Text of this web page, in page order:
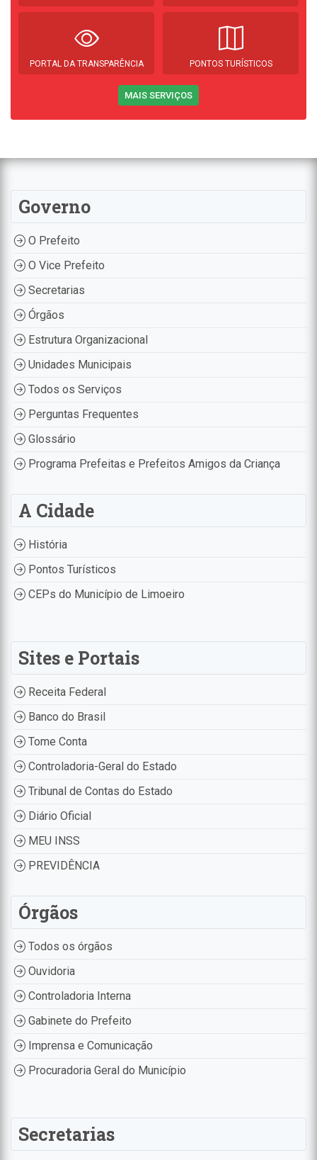
PORTAL DA TRANSPARÊNCIA PONTOS TURÍSTICOS
MAIS SERVIÇOS
Governo
O Prefeito
O Vice Prefeito
Secretarias
Órgãos
Estrutura Organizacional
Unidades Municipais
Todos os Serviços
Perguntas Frequentes
Glossário
Programa Prefeitas e Prefeitos Amigos da Criança
A Cidade
História
Pontos Turísticos
CEPs do Município de Limoeiro
Sites e Portais
Receita Federal
Banco do Brasil
Tome Conta
Controladoria-Geral do Estado
Tribunal de Contas do Estado
Diário Oficial
MEU INSS
PREVIDÊNCIA
Órgãos
Todos os órgãos
Ouvidoria
Controladoria Interna
Gabinete do Prefeito
Imprensa e Comunicação
Procuradoria Geral do Município
Secretarias